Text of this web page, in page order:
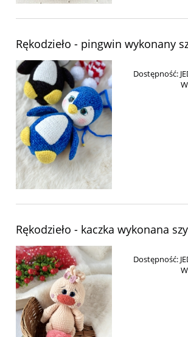
Rękodzieło - pingwin wykonany
Dostępność:
Rękodzieło - kaczka wykonana
Dostępność: